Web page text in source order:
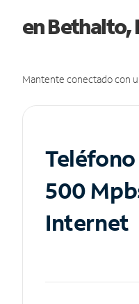
en Bethalto,
Mantente conectado con
500
Internet